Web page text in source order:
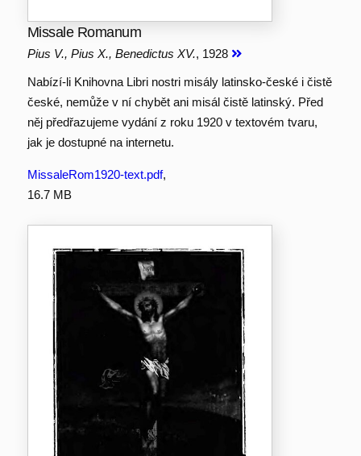
Missale Romanum
Pius V., Pius X., Benedictus XV., 1928
Nabízí-li Knihovna Libri nostri misály latinsko-české i čistě
české, nemůže v ní chybět ani misál čistě latinský. Před
něj předřazujeme vydání z roku 1920 v textovém tvaru,
jak je dostupné na internetu.
MissaleRom1920-text.pdf,
16.7 MB